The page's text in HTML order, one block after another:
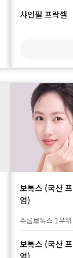
샤인필 프락셀
샤인필 프락셀
샤인필 프락셀
보톡스 (국산
엄)
주름보톡스 1부
보톡스 (국산